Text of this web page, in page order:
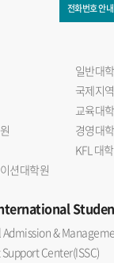
전화번호 안내
일반대
국제지
교육대
경영대
KFL 대
션대학원
&
Center(ISSC)